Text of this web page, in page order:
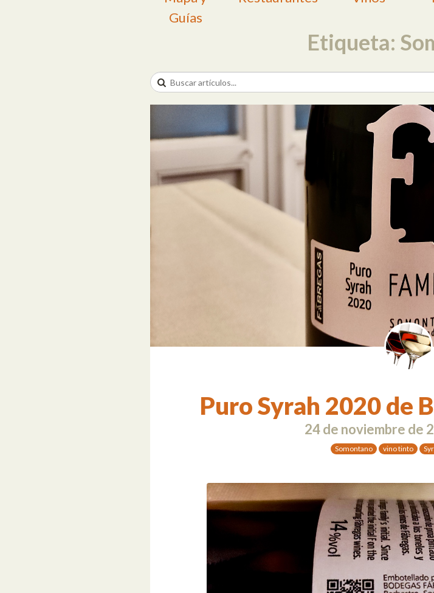
Guías
Etiqueta:
Puro Syrah 2020 de
24 de noviembre de
Somontano vino tinto